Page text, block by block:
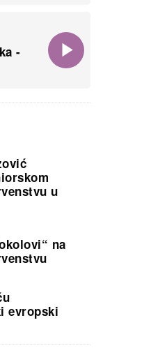
-
u
na
evropski